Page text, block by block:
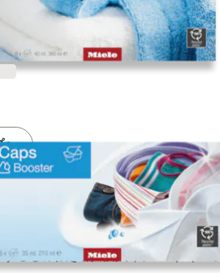
るための柔軟剤9個入り。
へ
るしみ抜き剤6個入り。EasyOpen。